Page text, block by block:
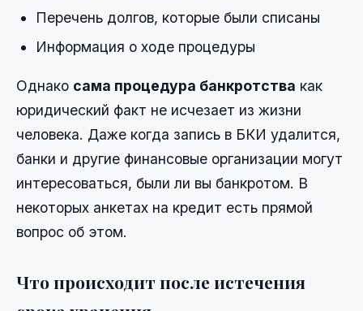
Перечень долгов, которые были списаны
Информация о ходе процедуры
Однако сама процедура банкротства как
юридический факт не исчезает из жизни
человека. Даже когда запись в БКИ удалится,
банки и другие финансовые организации могут
интересоваться, были ли вы банкротом. В
некоторых анкетах на кредит есть прямой
вопрос об этом.
Что происходит после истечения